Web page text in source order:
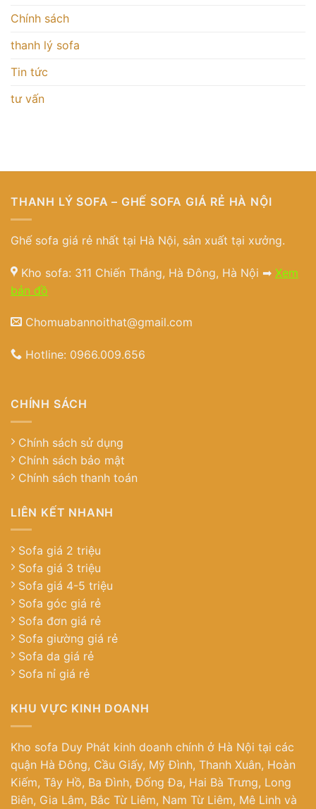
Chính sách
thanh lý sofa
Tin tức
tư vấn
THANH LÝ SOFA – GHẾ SOFA GIÁ RẺ HÀ NỘI
Ghế sofa giá rẻ nhất tại Hà Nội, sản xuất tại xưởng.
Kho sofa: 311 Chiến Thắng, Hà Đông, Hà Nội ➡ Xem
bản đồ
Chomuabannoithat@gmail.com
Hotline: 0966.009.656
CHÍNH SÁCH
Chính sách sử dụng
Chính sách bảo mật
Chính sách thanh toán
LIÊN KẾT NHANH
Sofa giá 2 triệu
Sofa giá 3 triệu
Sofa giá 4-5 triệu
Sofa góc giá rẻ
Sofa đơn giá rẻ
Sofa giường giá rẻ
Sofa da giá rẻ
Sofa nỉ giá rẻ
KHU VỰC KINH DOANH
Kho sofa Duy Phát kinh doanh chính ở Hà Nội tại các
quận Hà Đông, Cầu Giấy, Mỹ Đình, Thanh Xuân, Hoàn
Kiếm, Tây Hồ, Ba Đình, Đống Đa, Hai Bà Trưng, Long
Biên, Gia Lâm, Bắc Từ Liêm, Nam Từ Liêm, Mê Linh và